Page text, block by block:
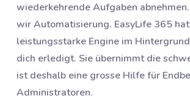
wiederkehrende Aufgaben
wir Automatisierung. EasyLife 365
leistungsstarke Engine im
dich erledigt. Sie übernimmt die
ist deshalb eine grosse Hilfe für
Administratoren.